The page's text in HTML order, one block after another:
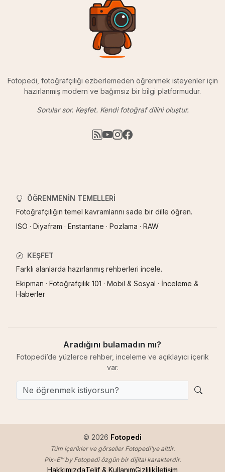
Fotopedi, fotoğrafçılığı ezberlemeden öğrenmek isteyenler için
hazırlanmış modern ve bağımsız bir bilgi platformudur.
Sorular sor. Keşfet. Kendi fotoğraf dilini oluştur.
ÖĞRENMENIN TEMELLERI
Fotoğrafçılığın temel kavramlarını sade bir dille öğren.
ISO · Diyafram · Enstantane · Pozlama · RAW
KEŞFET
Farklı alanlarda hazırlanmış rehberleri incele.
Ekipman · Fotoğrafçılık 101 · Mobil & Sosyal · İnceleme &
Haberler
Aradığını bulamadın mı?
Fotopedi’de yüzlerce rehber, inceleme ve açıklayıcı içerik
var.
© 2026 Fotopedi
Tüm içerikler ve görseller Fotopedi’ye aittir.
Pix-E™ by Fotopedi özgün bir dijital karakterdir.
HakkımızdaTelif & KullanımGizlilikİletişim